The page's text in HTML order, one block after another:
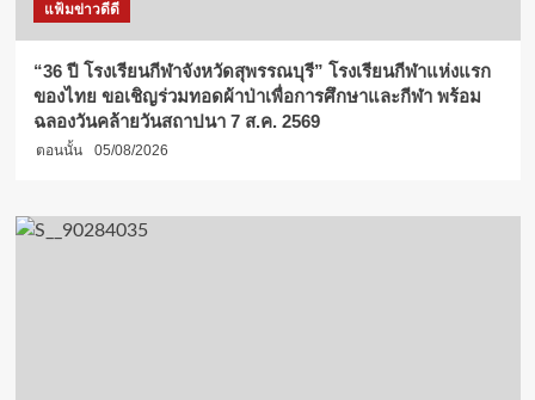
แฟ้มข่าวดีดี
“36 ปี โรงเรียนกีฬาจังหวัดสุพรรณบุรี” โรงเรียนกีฬาแห่งแรก
ของไทย ขอเชิญร่วมทอดผ้าป่าเพื่อการศึกษาและกีฬา พร้อม
ฉลองวันคล้ายวันสถาปนา 7 ส.ค. 2569
ตอนนั้น 05/08/2026